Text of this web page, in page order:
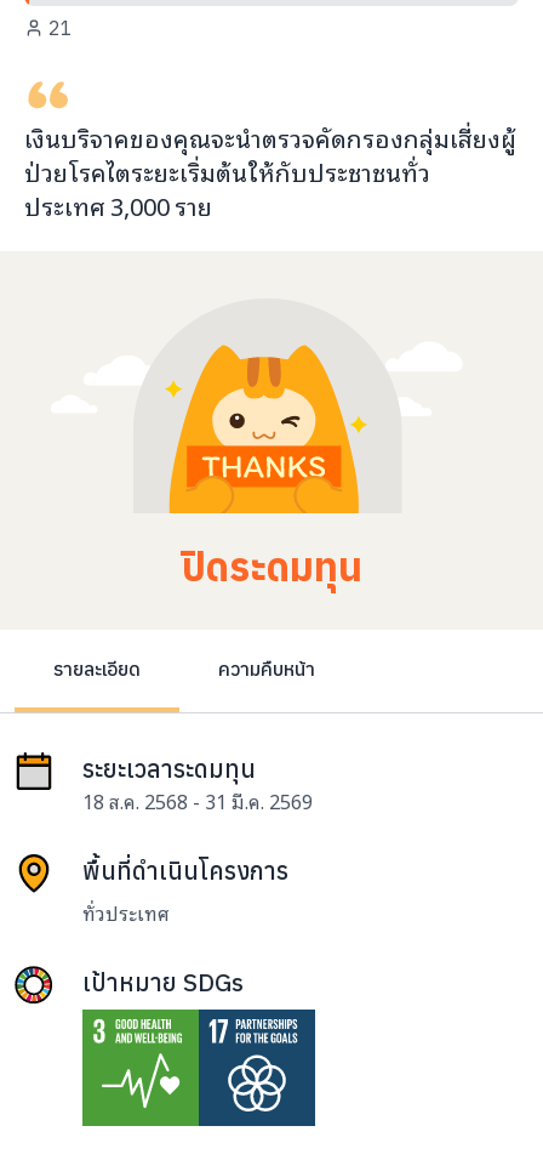
21
เงินบริจาคของคุณจะนำตรวจคัดกรองกลุ่มเสี่ยงผู้
ป่วยโรคไตระยะเริ่มต้นให้กับประชาชนทั่ว
ประเทศ3,000ราย
ปิดระดมทุน
รายละเอียด ความคืบหน้า
ระยะเวลาระดมทุน
18 ส.ค. 2568 - 31 มี.ค. 2569
พื้นที่ดำเนินโครงการ
ทั่วประเทศ
เป้าหมาย SDGs